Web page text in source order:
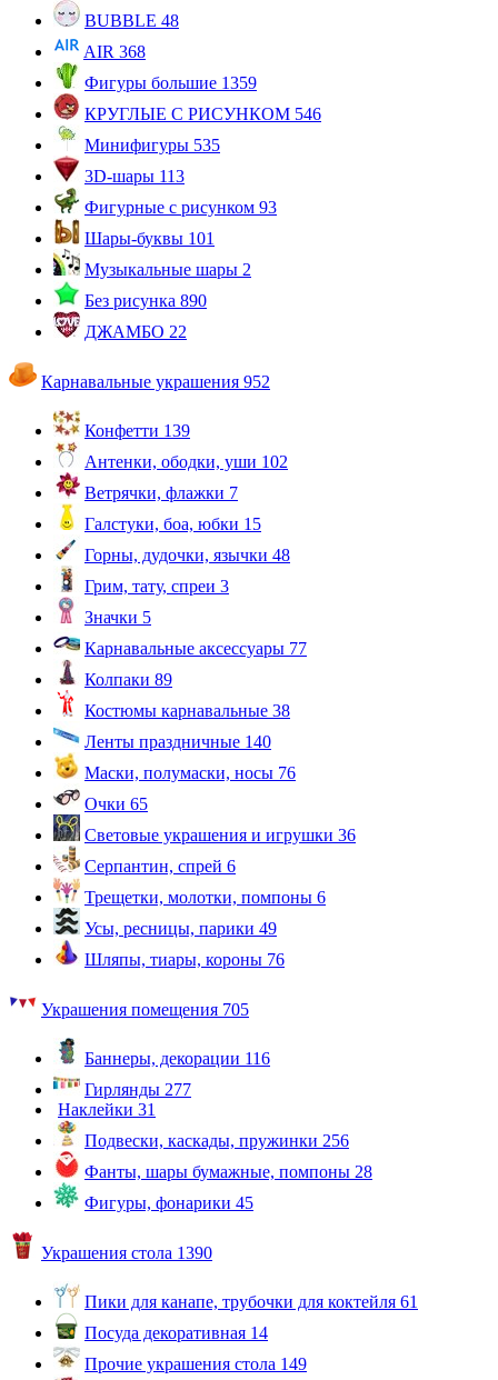
BUBBLE 48
AIR 368
Фигуры большие 1359
КРУГЛЫЕ С РИСУНКОМ 546
Минифигуры 535
3D-шары 113
Фигурные с рисунком 93
Шары-буквы 101
Музыкальные шары 2
Без рисунка 890
ДЖАМБО 22
Карнавальные украшения 952
Конфетти 139
Антенки, ободки, уши 102
Ветрячки, флажки 7
Галстуки, боа, юбки 15
Горны, дудочки, язычки 48
Грим, тату, спреи 3
Значки 5
Карнавальные аксессуары 77
Колпаки 89
Костюмы карнавальные 38
Ленты праздничные 140
Маски, полумаски, носы 76
Очки 65
Световые украшения и игрушки 36
Серпантин, спрей 6
Трещетки, молотки, помпоны 6
Усы, ресницы, парики 49
Шляпы, тиары, короны 76
Украшения помещения 705
Баннеры, декорации 116
Гирлянды 277
Наклейки 31
Подвески, каскады, пружинки 256
Фанты, шары бумажные, помпоны 28
Фигуры, фонарики 45
Украшения стола 1390
Пики для канапе, трубочки для коктейля 61
Посуда декоративная 14
Прочие украшения стола 149